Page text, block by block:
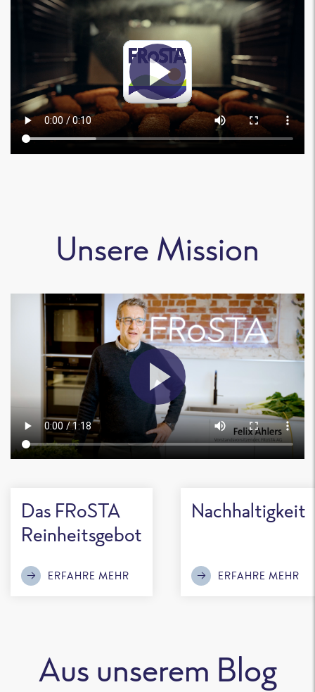
Unsere Mission
Das FRoSTA
Reinheitsgebot
ERFAHRE MEHR
Nachhaltigkeit
ERFAHRE MEHR
Aus unserem Blog